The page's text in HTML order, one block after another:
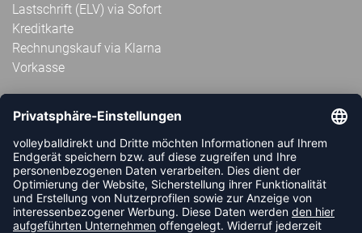
Lastschrift (ELV) via Sofort
Kreditkarte
Rechnungskauf via Klarna
Vorkasse
ABONNIERE JETZT DEN KOSTENLOSEN
VOLLEYBALLDIREKT-NEWSLETTER UND VERPASSE KEINE
NEUIGKEIT ODER AKTION MEHR.
JETZT ANMELDEN